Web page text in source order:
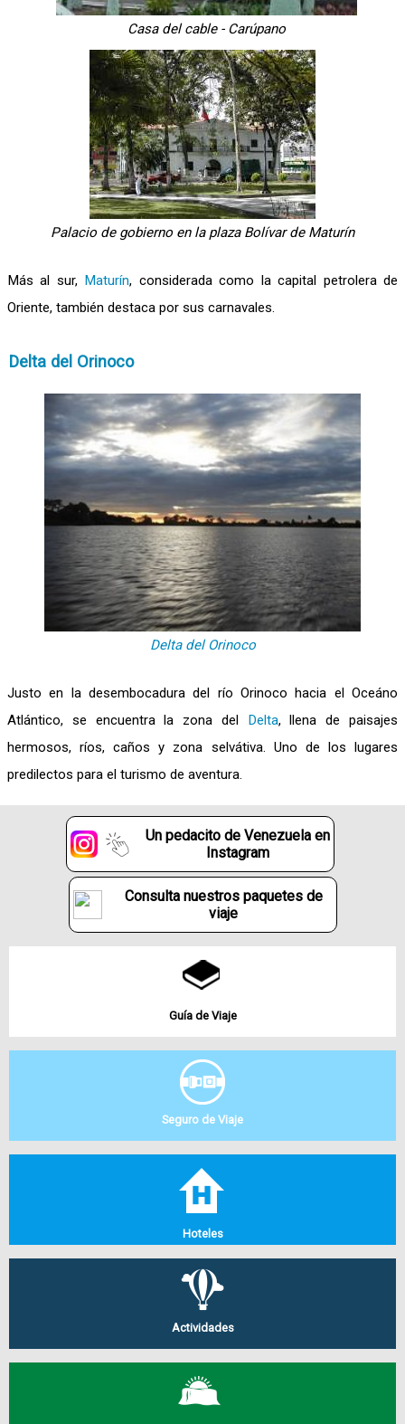
Casa del cable - Carúpano
Palacio de gobierno en la plaza Bolívar de Maturín
Más al sur, Maturín, considerada como la capital petrolera de
Oriente, también destaca por sus carnavales.
Delta del Orinoco
Delta del Orinoco
Justo en la desembocadura del río Orinoco hacia el Oceáno
Atlántico, se encuentra la zona del Delta, llena de paisajes
hermosos, ríos, caños y zona selvátiva. Uno de los lugares
predilectos para el turismo de aventura.
Un pedacito de Venezuela en
Instagram
Consulta nuestros paquetes de
viaje
Guía de Viaje
Seguro de Viaje
Hoteles
Actividades